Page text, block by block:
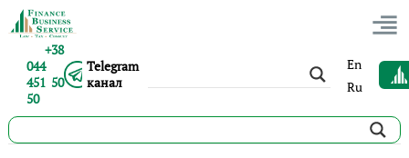
+38
044
451 50
50
Telegram
канал
En
Ru